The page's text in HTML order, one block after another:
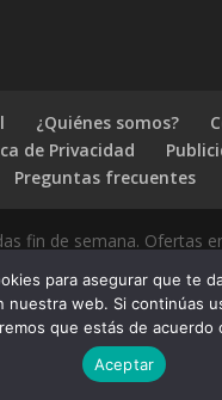
¿Quiénes somos?
de Privacidad
Preguntas frecuentes
fin de semana. Ofertas
para asegurar que te
nuestra web. Si continúas
que estás de acuerdo
Aceptar